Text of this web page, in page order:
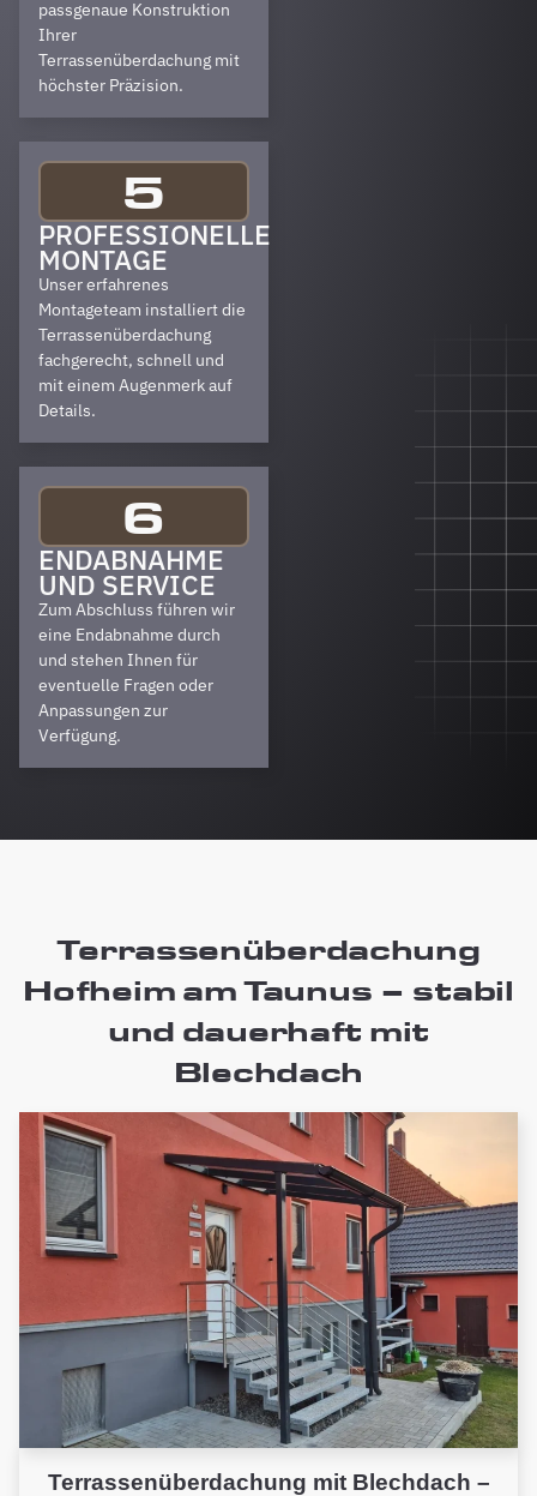
passgenaue Konstruktion
Ihrer
Terrassenüberdachung mit
höchster Präzision.
5
PROFESSIONELLE
MONTAGE
Unser erfahrenes
Montageteam installiert die
Terrassenüberdachung
fachgerecht, schnell und
mit einem Augenmerk auf
Details.
6
ENDABNAHME
UND SERVICE
Zum Abschluss führen wir
eine Endabnahme durch
und stehen Ihnen für
eventuelle Fragen oder
Anpassungen zur
Verfügung.
Terrassenüberdachung
Hofheim am Taunus – stabil
und dauerhaft mit
Blechdach
Terrassenüberdachung mit Blechdach –